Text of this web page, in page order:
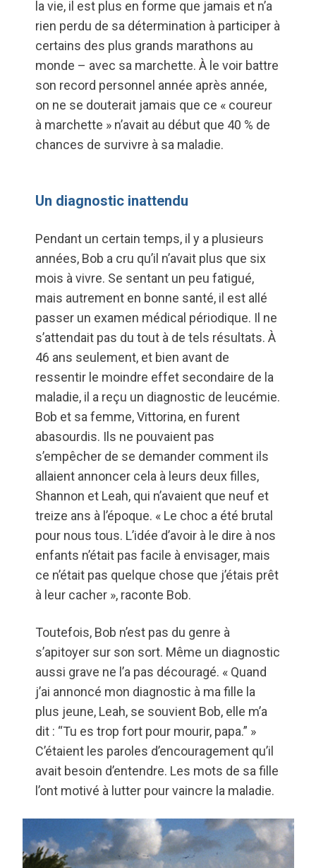
la vie, il est plus en forme que jamais et n’a
rien perdu de sa détermination à participer à
certains des plus grands marathons au
monde – avec sa marchette. À le voir battre
son record personnel année après année,
on ne se douterait jamais que ce « coureur
à marchette » n’avait au début que 40 % de
chances de survivre à sa maladie.
Un diagnostic inattendu
Pendant un certain temps, il y a plusieurs
années, Bob a cru qu’il n’avait plus que six
mois à vivre. Se sentant un peu fatigué,
mais autrement en bonne santé, il est allé
passer un examen médical périodique. Il ne
s’attendait pas du tout à de tels résultats. À
46 ans seulement, et bien avant de
ressentir le moindre effet secondaire de la
maladie, il a reçu un diagnostic de leucémie.
Bob et sa femme, Vittorina, en furent
abasourdis. Ils ne pouvaient pas
s’empêcher de se demander comment ils
allaient annoncer cela à leurs deux filles,
Shannon et Leah, qui n’avaient que neuf et
treize ans à l’époque. « Le choc a été brutal
pour nous tous. L’idée d’avoir à le dire à nos
enfants n’était pas facile à envisager, mais
ce n’était pas quelque chose que j’étais prêt
à leur cacher », raconte Bob.
Toutefois, Bob n’est pas du genre à
s’apitoyer sur son sort. Même un diagnostic
aussi grave ne l’a pas découragé. « Quand
j’ai annoncé mon diagnostic à ma fille la
plus jeune, Leah, se souvient Bob, elle m’a
dit : “Tu es trop fort pour mourir, papa.” »
C’étaient les paroles d’encouragement qu’il
avait besoin d’entendre. Les mots de sa fille
l’ont motivé à lutter pour vaincre la maladie.